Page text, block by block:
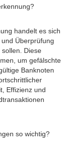
handelt es sich
Überprüfung
Diese
um gefälschte
Banknoten
Effizienz und
so wichtig?